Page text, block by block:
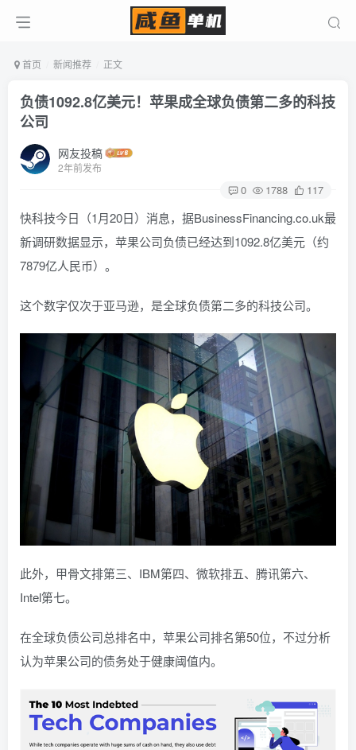
首页 新闻推荐 正文
负债1092.8亿美元！苹果成全球负债第二多的科技
公司
网友投稿
2年前发布
0 1788 117
快科技今日（1月20日）消息，据BusinessFinancing.co.uk最
新调研数据显示，苹果公司负债已经达到1092.8亿美元（约
7879亿人民币）。
这个数字仅次于亚马逊，是全球负债第二多的科技公司。
此外，甲骨文排第三、IBM第四、微软排五、腾讯第六、
Intel第七。
在全球负债公司总排名中，苹果公司排名第50位，不过分析
认为苹果公司的债务处于健康阈值内。